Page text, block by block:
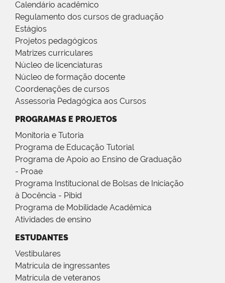
Calendário acadêmico
Regulamento dos cursos de graduação
Estágios
Projetos pedagógicos
Matrizes curriculares
Núcleo de licenciaturas
Núcleo de formação docente
Coordenações de cursos
Assessoria Pedagógica aos Cursos
PROGRAMAS E PROJETOS
Monitoria e Tutoria
Programa de Educação Tutorial
Programa de Apoio ao Ensino de Graduação
- Proae
Programa Institucional de Bolsas de Iniciação
à Docência - Pibid
Programa de Mobilidade Acadêmica
Atividades de ensino
ESTUDANTES
Vestibulares
Matrícula de ingressantes
Matrícula de veteranos